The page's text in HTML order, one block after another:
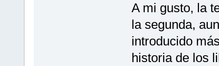
A mi gusto, la
la segunda,
introducido
historia de los